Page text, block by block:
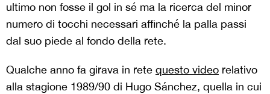
ultimo non fosse il gol in sé ma la ricerca del minor
numero di tocchi necessari affinché la palla passi
dal suo piede al fondo della rete.
Qualche anno fa girava in rete questo video relativo
alla stagione 1989/90 di Hugo Sánchez, quella in cui